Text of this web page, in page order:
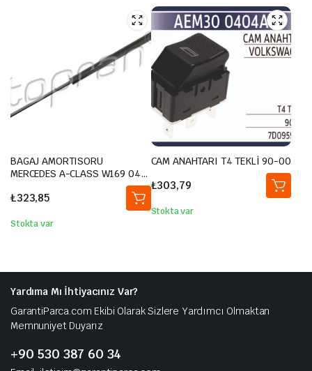
BAGAJ AMORTISORU
MERCEDES A-CLASS W169 04
₺323,85
Stokta var
CAM ANAHTARI T4 TEKLİ 90-00
₺303,79
Stokta var
Yardıma Mı İhtiyacınız Var?
GarantiParca.com Ekibi Olarak Sizlere Yardımcı Olmaktan
Memnuniyet Duyarız
+90 530 387 60 34